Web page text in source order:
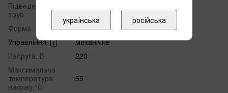
Підведення
труб
нижня
Форма
призма
Управління
механічне
Напруга, В
220
Максимальна
температура
нагріву,°С
55
українська російська